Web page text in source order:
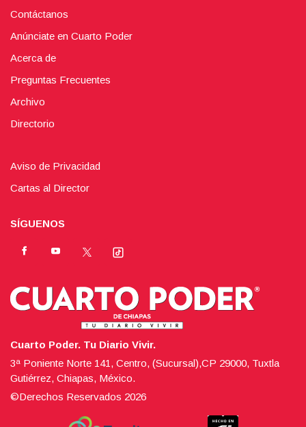
Contáctanos
Anúnciate en Cuarto Poder
Acerca de
Preguntas Frecuentes
Archivo
Directorio
Aviso de Privacidad
Cartas al Director
SÍGUENOS
Cuarto Poder. Tu Diario Vivir.
3ª Poniente Norte 141, Centro, (Sucursal),CP 29000, Tuxtla
Gutiérrez, Chiapas, México.
©Derechos Reservados 2026